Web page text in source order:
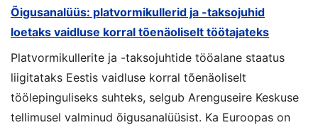
Õigusanalüüs: platvormikullerid ja -taksojuhid
loetaks vaidluse korral tõenäoliselt töötajateks
Platvormikullerite ja -taksojuhtide tööalane staatus
liigitataks Eestis vaidluse korral tõenäoliselt
töölepinguliseks suhteks, selgub Arenguseire Keskuse
tellimusel valminud õigusanalüüsist. Ka Euroopas on